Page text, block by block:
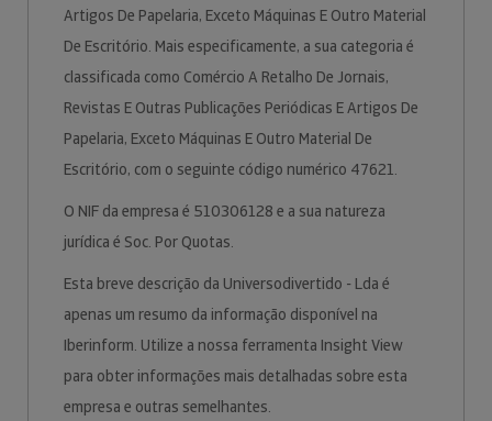
Artigos De Papelaria, Exceto Máquinas E Outro Material
De Escritório. Mais especificamente, a sua categoria é
classificada como Comércio A Retalho De Jornais,
Revistas E Outras Publicações Periódicas E Artigos De
Papelaria, Exceto Máquinas E Outro Material De
Escritório, com o seguinte código numérico 47621.
O NIF da empresa é 510306128 e a sua natureza
jurídica é Soc. Por Quotas.
Esta breve descrição da Universodivertido - Lda é
apenas um resumo da informação disponível na
Iberinform. Utilize a nossa ferramenta Insight View
para obter informações mais detalhadas sobre esta
empresa e outras semelhantes.